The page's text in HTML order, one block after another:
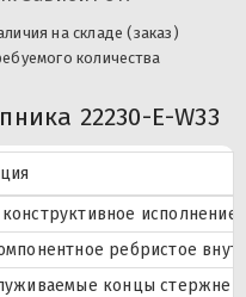
на складе (заказ)
количества
22230-E-W33
исполнение.
ребристое
концы стержней,